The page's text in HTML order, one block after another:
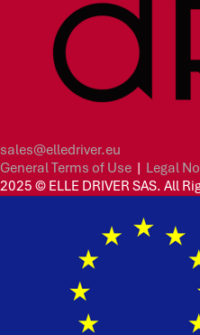
sales@elledriver.eu
General Terms of Use | Legal
2025 © ELLE DRIVER SAS. All